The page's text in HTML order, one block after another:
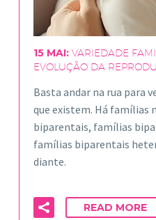
15 MAI: VARIEDADE
EVOLUÇÃO DA
Basta andar na rua para
que existem. Há famílias
biparentais, famílias
famílias biparentais
diante.
READ MORE